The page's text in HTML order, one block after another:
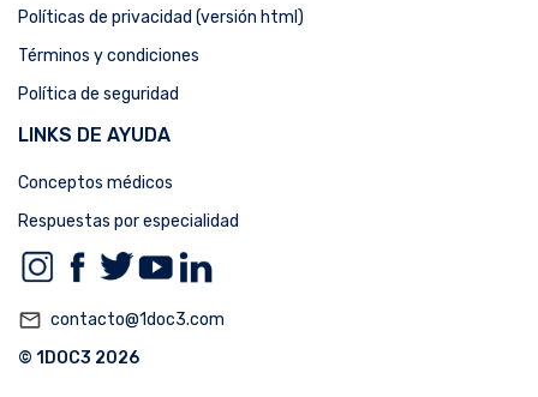
Políticas de privacidad (versión html)
Términos y condiciones
Política de seguridad
LINKS DE AYUDA
Conceptos médicos
Respuestas por especialidad
mail_outline contacto@1doc3.com
© 1DOC3 2026